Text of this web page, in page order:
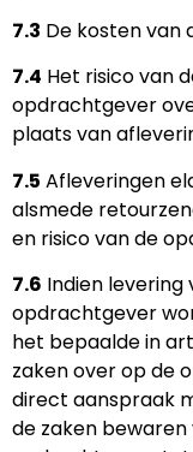
7.3 De kosten van
7.4 Het risico van
opdrachtgever
plaats van
7.5 Afleveringen
alsmede
en risico van de
7.6 Indien levering
opdrachtgever
het bepaalde in
zaken over op de
direct aanspraak
de zaken